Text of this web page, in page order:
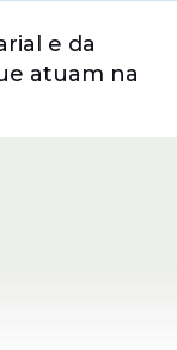
e da
atuam na